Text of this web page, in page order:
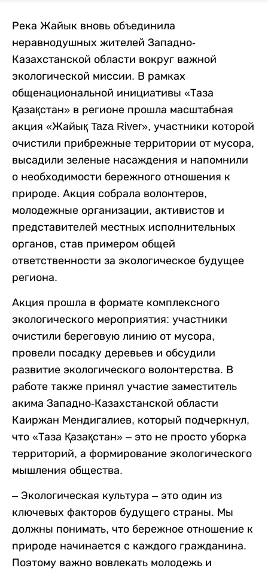
Река Жайык вновь объединила
неравнодушных жителей Западно-
Казахстанской области вокруг важной
экологической миссии. В рамках
общенациональной инициативы «Таза
Қазақстан» в регионе прошла масштабная
акция «Жайық Taza River», участники которой
очистили прибрежные территории от мусора,
высадили зеленые насаждения и напомнили
о необходимости бережного отношения к
природе. Акция собрала волонтеров,
молодежные организации, активистов и
представителей местных исполнительных
органов, став примером общей
ответственности за экологическое будущее
региона.
Акция прошла в формате комплексного
экологического мероприятия: участники
очистили береговую линию от мусора,
провели посадку деревьев и обсудили
развитие экологического волонтерства. В
работе также принял участие заместитель
акима Западно-Казахстанской области
Каиржан Мендигалиев, который подчеркнул,
что «Таза Қазақстан» – это не просто уборка
территорий, а формирование экологического
мышления общества.
– Экологическая культура – это один из
ключевых факторов будущего страны. Мы
должны понимать, что бережное отношение к
природе начинается с каждого гражданина.
Поэтому важно вовлекать молодежь и